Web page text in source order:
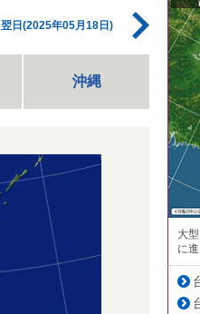
翌日(2025年05月18日)
沖縄
大
に